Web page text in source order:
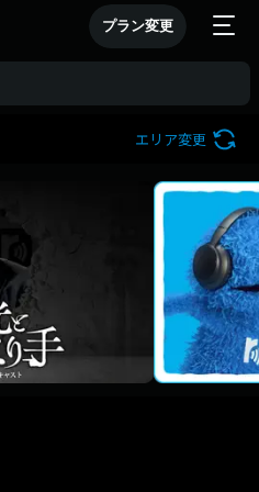
プラン変更
エリア変更